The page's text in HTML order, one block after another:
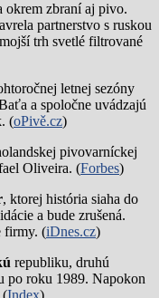
okrem zbraní aj pivo.
partnerstvo s ruskou
trh svetlé filtrované
letnej sezóny
a spoločne uvádzajú
(oPivě.cz)
pivovarníckej
Oliveira. (Forbes)
, ktorej história siaha do
a bude zrušená.
firmy. (iDnes.cz)
republiku, druhú
po roku 1989. Napokon
(Index)